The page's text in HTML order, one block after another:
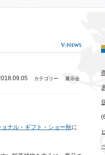
カテゴリー 展示会
ナル・ギフト・ショー秋に